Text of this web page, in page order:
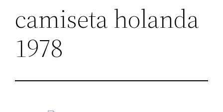
camiseta holanda
1978